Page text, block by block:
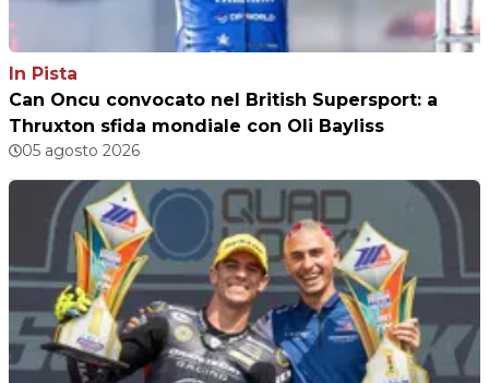
In Pista
Can Oncu convocato nel British Supersport: a
Thruxton sfida mondiale con Oli Bayliss
05 agosto 2026